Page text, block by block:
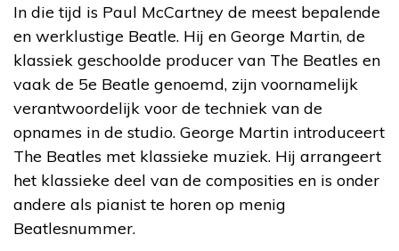
In die tijd is Paul McCartney de meest bepalende
en werklustige Beatle. Hij en George Martin, de
klassiek geschoolde producer van The Beatles en
vaak de 5e Beatle genoemd, zijn voornamelijk
verantwoordelijk voor de techniek van de
opnames in de studio. George Martin introduceert
The Beatles met klassieke muziek. Hij arrangeert
het klassieke deel van de composities en is onder
andere als pianist te horen op menig
Beatlesnummer.